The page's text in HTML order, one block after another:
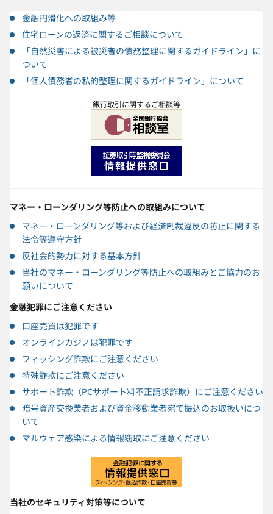
金融円滑化への取組み等
住宅ローンの返済に関するご相談について
「自然災害による被災者の債務整理に関するガイドライン」に
ついて
「個人債務者の私的整理に関するガイドライン」について
銀行取引に関するご相談等
マネー・ローンダリング等防止への取組みについて
マネー・ローンダリング等および経済制裁違反の防止に関する
法令等遵守方針
反社会的勢力に対する基本方針
当社のマネー・ローンダリング等防止への取組みとご協力のお
願いについて
金融犯罪にご注意ください
口座売買は犯罪です
オンラインカジノは犯罪です
フィッシング詐欺にご注意ください
特殊詐欺にご注意ください
サポート詐欺（PCサポート料不正請求詐欺）にご注意ください
暗号資産交換業者および資金移動業者宛て振込のお取扱いにつ
いて
マルウェア感染による情報窃取にご注意ください
当社のセキュリティ対策等について